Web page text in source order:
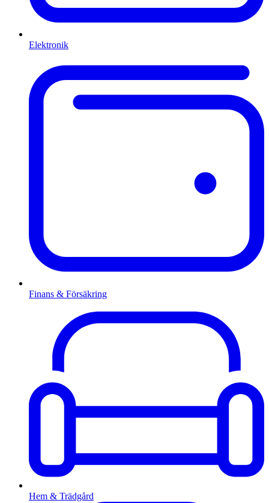
Elektronik
Finans & Försäkring
Hem & Trädgård